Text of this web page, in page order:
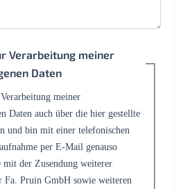
Verarbeitung meiner
Daten
meiner
Daten auch über die hier gestellte
und bin mit einer telefonischen
per E-Mail genauso
mit der Zusendung weiterer
Fa. Pruin GmbH sowie weiteren